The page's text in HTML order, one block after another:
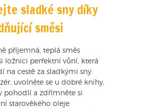
sladké sny díky
směsi
příjemná, teplá směs
ložnici perfektní vůní, která
na cestě za sladkými sny.
uvolněte se u dobré knihy,
pohodlí a zdřímněte si
starověkého oleje